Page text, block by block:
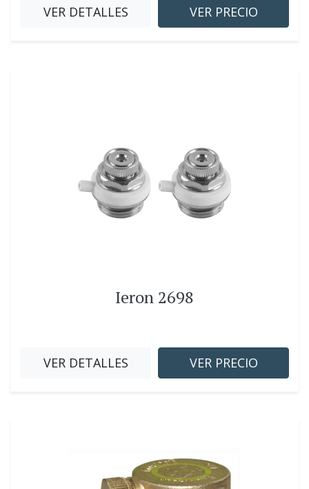
VER DETALLES VER PRECIO
Ieron 2698
VER DETALLES VER PRECIO